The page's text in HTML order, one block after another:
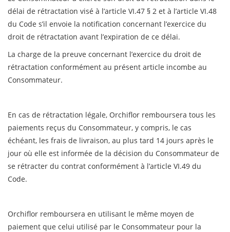
délai de rétractation visé à l’article VI.47 § 2 et à l’article VI.48
du Code s’il envoie la notification concernant l’exercice du
droit de rétractation avant l’expiration de ce délai.
La charge de la preuve concernant l’exercice du droit de
rétractation conformément au présent article incombe au
Consommateur.
En cas de rétractation légale, Orchiflor remboursera tous les
paiements reçus du Consommateur, y compris, le cas
échéant, les frais de livraison, au plus tard 14 jours après le
jour où elle est informée de la décision du Consommateur de
se rétracter du contrat conformément à l’article VI.49 du
Code.
Orchiflor remboursera en utilisant le même moyen de
paiement que celui utilisé par le Consommateur pour la